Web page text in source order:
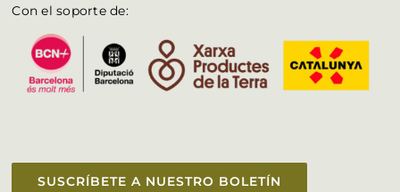
Con el soporte de:
SUSCRÍBETE A NUESTRO BOLETÍN